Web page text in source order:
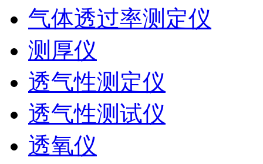
气体透过率测定仪
测厚仪
透气性测定仪
透气性测试仪
透氧仪